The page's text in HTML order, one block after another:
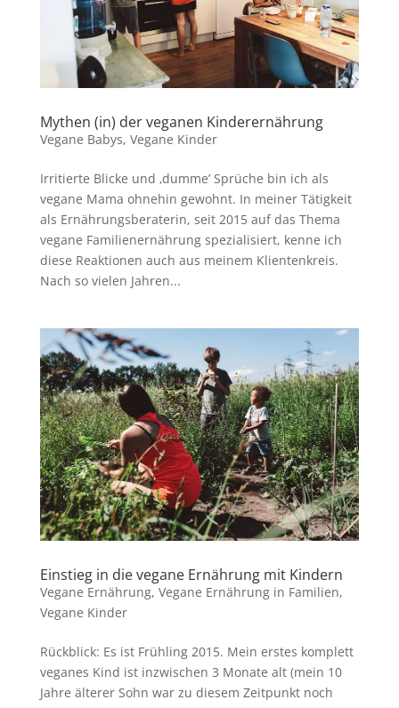
Mythen (in) der veganen Kinderernährung
Vegane Babys, Vegane Kinder
Irritierte Blicke und ‚dumme’ Sprüche bin ich als
vegane Mama ohnehin gewohnt. In meiner Tätigkeit
als Ernährungsberaterin, seit 2015 auf das Thema
vegane Familienernährung spezialisiert, kenne ich
diese Reaktionen auch aus meinem Klientenkreis.
Nach so vielen Jahren...
Einstieg in die vegane Ernährung mit Kindern
Vegane Ernährung, Vegane Ernährung in Familien,
Vegane Kinder
Rückblick: Es ist Frühling 2015. Mein erstes komplett
veganes Kind ist inzwischen 3 Monate alt (mein 10
Jahre älterer Sohn war zu diesem Zeitpunkt noch